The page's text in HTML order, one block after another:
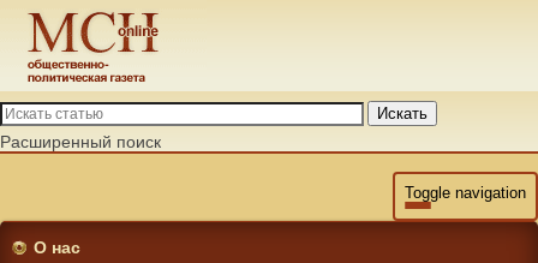
Искать
Расширенный поиск
Toggle navigation
О нас